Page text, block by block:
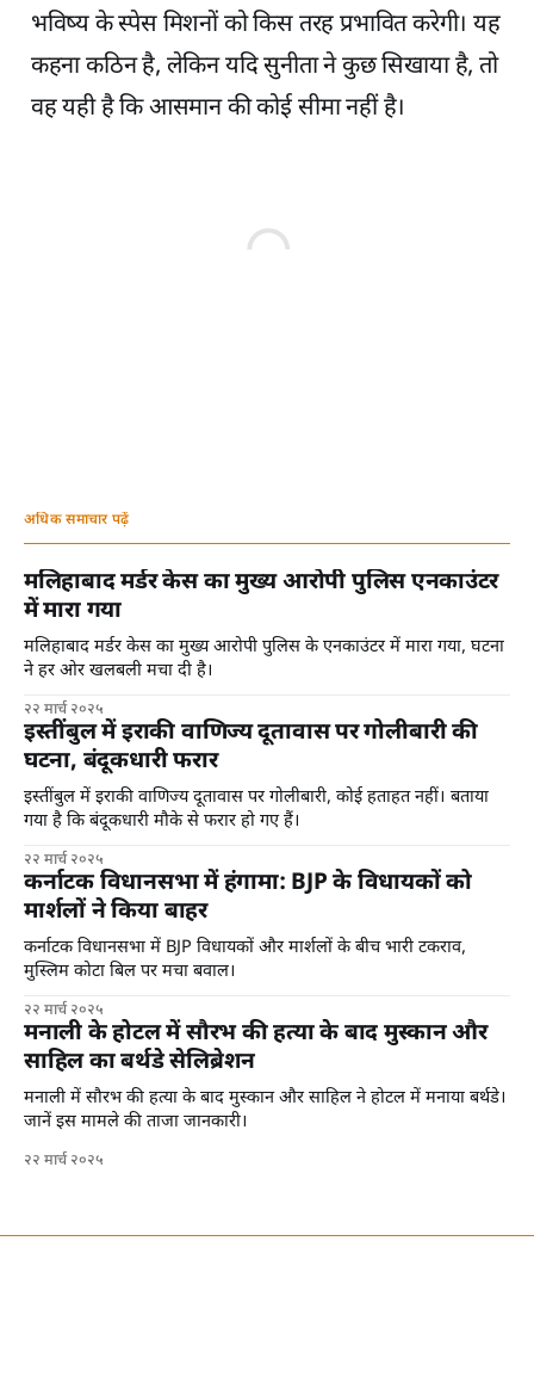
भविष्य के स्पेस मिशनों को किस तरह प्रभावित करेगी। यह
कहना कठिन है, लेकिन यदि सुनीता ने कुछ सिखाया है, तो
वह यही है कि आसमान की कोई सीमा नहीं है।
अधिक समाचार पढ़ें
मलिहाबाद मर्डर केस का मुख्य आरोपी पुलिस एनकाउंटर
में मारा गया
मलिहाबाद मर्डर केस का मुख्य आरोपी पुलिस के एनकाउंटर में मारा गया, घटना
ने हर ओर खलबली मचा दी है।
२२ मार्च २०२५
इस्तींबुल में इराकी वाणिज्य दूतावास पर गोलीबारी की
घटना, बंदूकधारी फरार
इस्तींबुल में इराकी वाणिज्य दूतावास पर गोलीबारी, कोई हताहत नहीं। बताया
गया है कि बंदूकधारी मौके से फरार हो गए हैं।
२२ मार्च २०२५
कर्नाटक विधानसभा में हंगामा: BJP के विधायकों को
मार्शलों ने किया बाहर
कर्नाटक विधानसभा में BJP विधायकों और मार्शलों के बीच भारी टकराव,
मुस्लिम कोटा बिल पर मचा बवाल।
२२ मार्च २०२५
मनाली के होटल में सौरभ की हत्या के बाद मुस्कान और
साहिल का बर्थडे सेलिब्रेशन
मनाली में सौरभ की हत्या के बाद मुस्कान और साहिल ने होटल में मनाया बर्थडे।
जानें इस मामले की ताजा जानकारी।
२२ मार्च २०२५